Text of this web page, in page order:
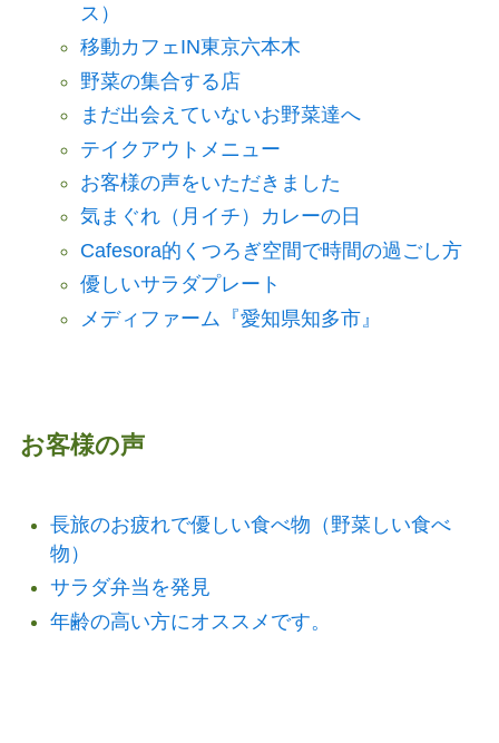
ス）
移動カフェIN東京六本木
野菜の集合する店
まだ出会えていないお野菜達へ
テイクアウトメニュー
お客様の声をいただきました
気まぐれ（月イチ）カレーの日
Cafesora的くつろぎ空間で時間の過ごし方
優しいサラダプレート
メディファーム『愛知県知多市』
お客様の声
長旅のお疲れで優しい食べ物（野菜しい食べ
物）
サラダ弁当を発見
年齢の高い方にオススメです。